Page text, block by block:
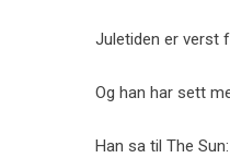
Juletiden er verst
Og han har sett
Han sa til The